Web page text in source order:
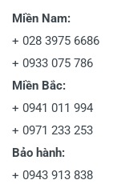
Miền Nam:
+ 028 3975 6686
+ 0933 075 786
Miền Bắc:
+ 0941 011 994
+ 0971 233 253
Bảo hành:
+ 0943 913 838